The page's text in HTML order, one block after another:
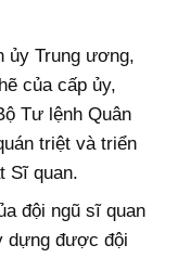
ủy Trung ương,
của cấp ủy,
Tư lệnh Quân
triệt và triển
Sĩ quan.
đội ngũ sĩ quan
dựng được đội